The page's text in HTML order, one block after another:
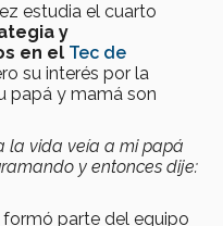
estudia el cuarto
y
en el Tec de
su interés por la
papá y mamá son
la vida veía a mi papá
y entonces dije:
formó parte del equipo